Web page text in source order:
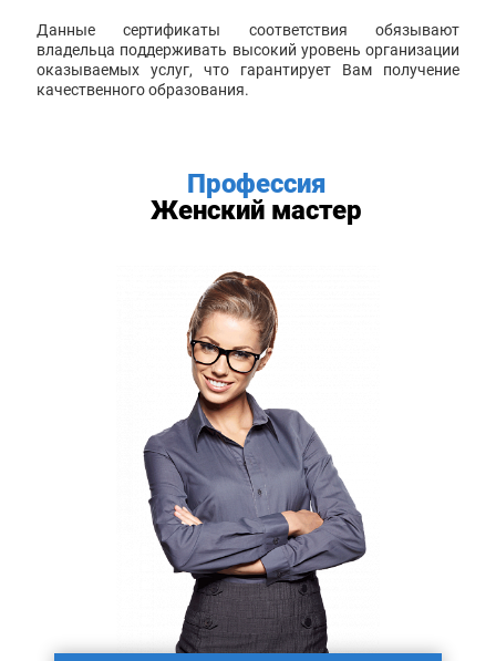
Данные сертификаты соответствия обязывают
владельца поддерживать высокий уровень организации
оказываемых услуг, что гарантирует Вам получение
качественного образования.
Профессия
Женский мастер